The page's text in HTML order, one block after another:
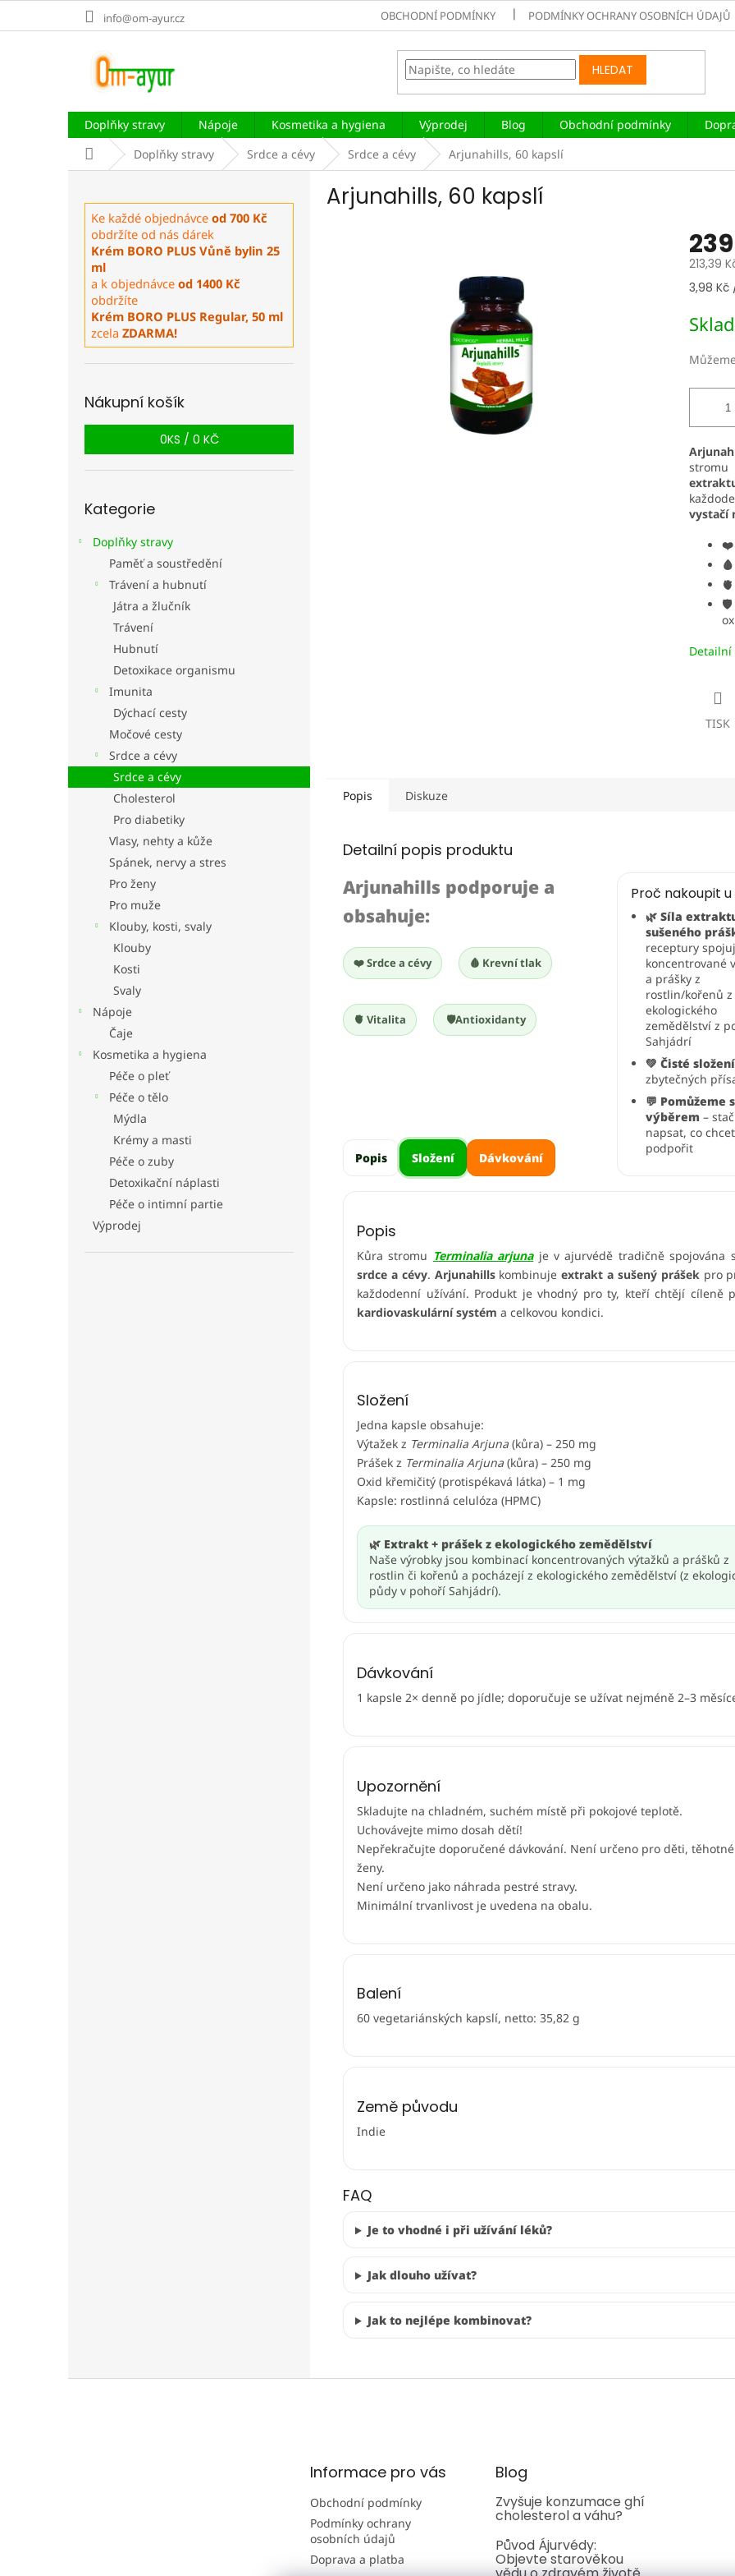
info@om-ayur.cz OBCHODNÍ PODMÍNKY PODMÍNKY OCHRANY OSOBNÍCH ÚDAJŮ
HLEDAT
Doplňky stravy Nápoje Kosmetika a hygiena Výprodej Blog Obchodní podmínky
Domů Doplňky stravy Srdce a cévy Srdce a cévy Arjunahills, 60 kapslí
Ke každé objednávce od 700 Kč
obdržíte od nás dárek
Krém BORO PLUS Vůně bylin 25
ml
a k objednávce od 1400 Kč
obdržíte
Krém BORO PLUS Regular, 50 ml
zcela ZDARMA!
Nákupní košík
0KS / 0 KČ
kategorie
Kategorie
Doplňky stravy
Paměť a soustředění
Trávení a hubnutí
Játra a žlučník
Trávení
Hubnutí
Detoxikace organismu
Imunita
Dýchací cesty
Močové cesty
Srdce a cévy
Srdce a cévy
Cholesterol
Pro diabetiky
Vlasy, nehty a kůže
Spánek, nervy a stres
Pro ženy
Pro muže
Klouby, kosti, svaly
Klouby
Kosti
Svaly
Nápoje
Čaje
Kosmetika a hygiena
Péče o pleť
Péče o tělo
Mýdla
Krémy a masti
Péče o zuby
Detoxikační náplasti
Péče o intimní partie
Výprodej
Arjunahills, 60 kapslí
213,39
Měrná
3,98 Kč
stromu
vystačí
❤️
🛡️
TISK
Popis Diskuze
Detailní popis produktu
Arjunahills podporuje a
obsahuje:
❤️ Srdce a cévy 🩸 Krevní tlak
🫀 Vitalita 🛡️Antioxidanty
Popis Složení Dávkování
Proč nakoupit u
🌿 Síla
sušeného
receptury
koncentrované
a prášky z
rostlin/kořenů z
ekologického
zemědělství z
Sahjádrí
💚 Čisté složení
zbytečných
💬 Pomůžeme s
výběrem –
napsat, co
podpořit
Popis
Kůra stromu Terminalia arjunaje v ajurvédě tradičně spojována
srdce a cévy. Arjunahillskombinujeextrakt a sušený prášekpro
každodenní užívání. Produkt je vhodný pro ty, kteří chtějí cíleně
kardiovaskulární systém a celkovou kondici.
Složení
Jedna kapsle obsahuje:
Výtažek z Terminalia Arjuna (kůra) – 250 mg
Prášek z Terminalia Arjuna (kůra) – 250 mg
Oxid křemičitý (protispékavá látka) – 1 mg
Kapsle: rostlinná celulóza (HPMC)
🌿 Extrakt + prášek z ekologického zemědělství
Naše výrobky jsou kombinací koncentrovaných výtažků a prášků z
rostlin či kořenů a pocházejí z ekologického zemědělství (z
půdy v pohoří Sahjádrí).
Dávkování
1 kapsle 2× denně po jídle; doporučuje se užívat nejméně 2–3
Upozornění
Skladujte na chladném, suchém místě při pokojové teplotě.
Uchovávejte mimo dosah dětí!
Nepřekračujte doporučené dávkování. Není určeno pro děti,
ženy.
Není určeno jako náhrada pestré stravy.
Minimální trvanlivost je uvedena na obalu.
Balení
60 vegetariánských kapslí, netto: 35,82 g
Země původu
Indie
FAQ
Je to vhodné i při užívání léků?
Jak dlouho užívat?
Jak to nejlépe kombinovat?
Informace pro vás
Obchodní podmínky
Podmínky ochrany
osobních údajů
Doprava a platba
Blog
Zvyšuje konzumace ghí
cholesterol a váhu?
Původ Ájurvédy:
Objevte starověkou